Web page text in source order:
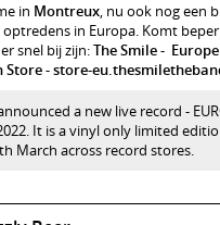
in Montreux, nu ook nog een
in Europa. Komt
snel bij zijn:The Smile -
Store - store-
a new live record -
It is a vinyl only limited
March across record stores.